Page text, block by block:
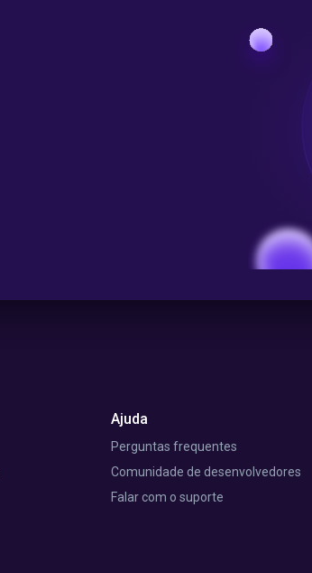
Ajuda
Perguntas frequentes
Comunidade de desenvolvedores
Falar com o suporte